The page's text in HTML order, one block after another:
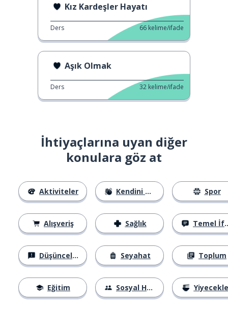
Kız Kardeşler Hayatı
Ders 66 kelime/ifade
Aşık Olmak
Ders 32 kelime/ifade
İhtiyaçlarına uyan diğer
konulara göz at
Aktiviteler
Alışveriş
Düşünceler
Eğitim
Kendini Tanıtma
Sağlık
Seyahat
Sosyal Hayat
Spor
Temel İfadeler
Toplum